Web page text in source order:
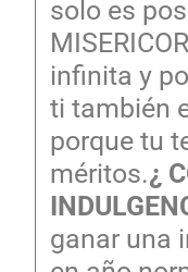
solo es
infinita y
ti también
porque tu
méritos.¿
ganar una